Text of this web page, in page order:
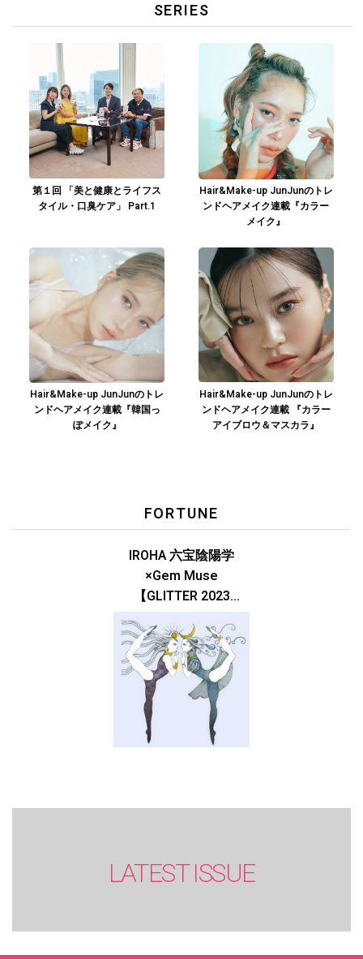
SERIES
第１回 「美と健康とライフス
タイル・口臭ケア」 Part.1
Hair&Make-up JunJunのトレ
ンドヘアメイク連載『カラー
メイク』
Hair&Make-up JunJunのトレ
ンドヘアメイク連載『韓国っ
ぽメイク』
Hair&Make-up JunJunのトレ
ンドヘアメイク連載 『カラー
アイブロウ＆マスカラ』
FORTUNE
IROHA 六宝陰陽学
×Gem Muse
【GLITTER 2023
SUMMER issue】
LATEST ISSUE